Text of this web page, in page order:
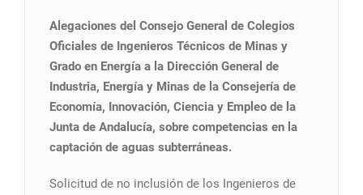
Alegaciones del Consejo General de Colegios
Oficiales de Ingenieros Técnicos de Minas y
Grado en Energía a la Dirección General de
Industria, Energía y Minas de la Consejería de
Economía, Innovación, Ciencia y Empleo de la
Junta de Andalucía, sobre competencias en la
captación de aguas subterráneas.
Solicitud de no inclusión de los Ingenieros de